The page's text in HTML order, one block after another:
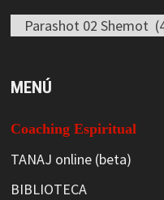
Categorías
MENÚ
Coaching Espiritual
TANAJ online (beta)
BIBLIOTECA